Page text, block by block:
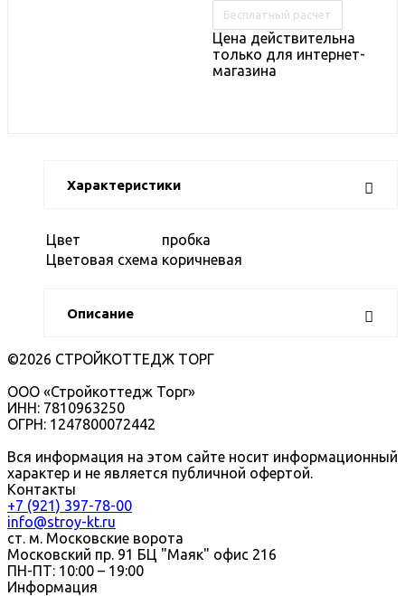
Бесплатный расчет
Цена действительна
только для интернет-
магазина
Характеристики
Цвет
пробка
Цветовая схема коричневая
Описание
©2026 СТРОЙКОТТЕДЖ ТОРГ
ООО «Стройкоттедж Торг»
ИНН: 7810963250
ОГРН: 1247800072442
Вся информация на этом сайте носит информационный
характер и не является публичной офертой.
Контакты
+7 (921) 397-78-00
info@stroy-kt.ru
ст. м. Московские ворота
Московский пр. 91 БЦ "Маяк" офис 216
ПН-ПТ: 10:00 – 19:00
Информация